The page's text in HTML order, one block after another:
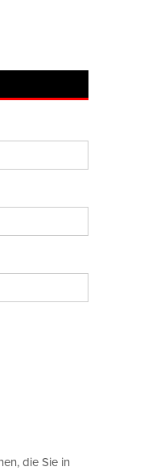
die Sie in